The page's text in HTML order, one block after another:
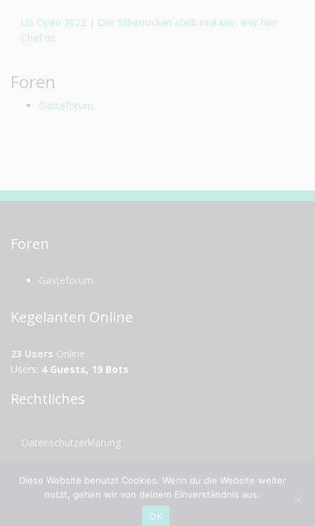
US Open 2022 | Der Silberrücken stellt mal klar, wer hier
Chef ist
Foren
Gästeforum
Foren
Gästeforum
Kegelanten Online
23 Users Online
Users: 4 Guests, 19 Bots
Rechtliches
Datenschutzerklärung
© 2026 Ascent. All rights reserved |
Diese Website benutzt Cookies. Wenn du die Website weiter
nutzt, gehen wir von deinem Einverständnis aus.
OK